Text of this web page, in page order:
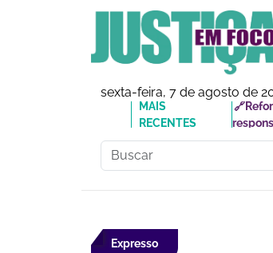
sexta-feira, 7 de agosto de
MAIS
RECENTES
Expresso